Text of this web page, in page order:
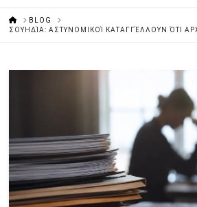
HOMEBLOG
ΣΟΥΗΔΊΑ: ΑΣΤΥΝΟΜΙΚΟΊ ΚΑΤΑΓΓΈΛΛΟΥΝ ΌΤΙ